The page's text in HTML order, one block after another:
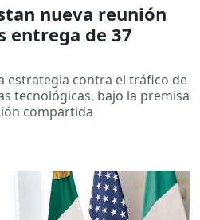
nueva reunión
entrega de 37
estrategia contra el tráfico de
tecnológicas, bajo la premisa
compartida